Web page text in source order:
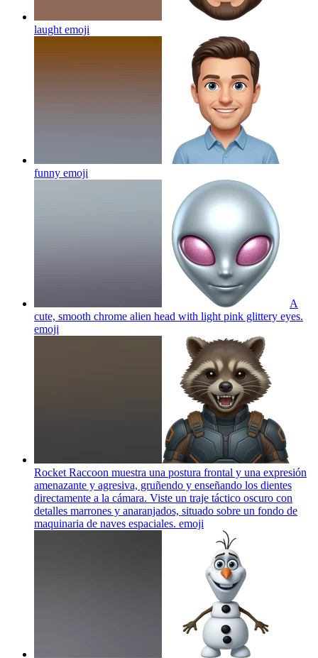
laught emoji
funny emoji
A
cute, smooth chrome alien head with light pink glittery eyes.
emoji
Rocket Raccoon muestra una postura frontal y una expresión
amenazante y agresiva, gruñendo y enseñando los dientes
directamente a la cámara. Viste un traje táctico oscuro con
detalles marrones y anaranjados, situado sobre un fondo de
maquinaria de naves espaciales. emoji